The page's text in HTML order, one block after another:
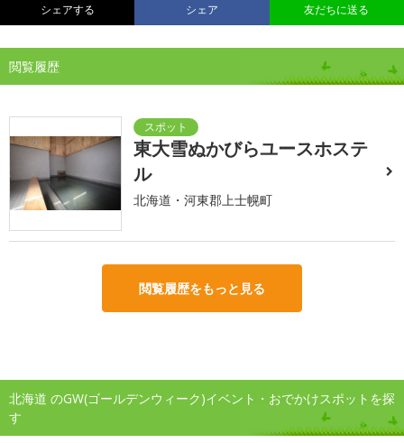
シェアする シェア 友だちに送る
閲覧履歴
東大雪ぬかびらユースホステ
ル
北海道・河東郡上士幌町
閲覧履歴をもっと見る
北海道 のGW(ゴールデンウィーク)イベント・おでかけスポットを探
す